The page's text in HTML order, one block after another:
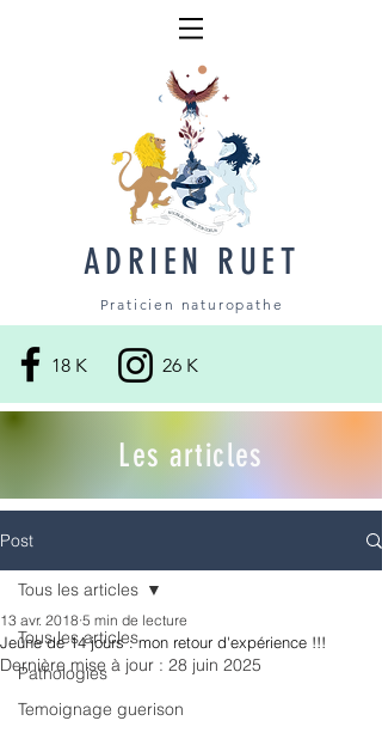
ADRIEN RUET
Praticien naturopathe
18 K 26 K
Les articles
Post
Tous les articles
Pathologies
Temoignage guerison
Tous les articles
Jeûne de 14 jours : mon retour d'expérience !!!
13 avr. 2018 5 min de lecture
Dernière mise à jour : 28 juin 2025